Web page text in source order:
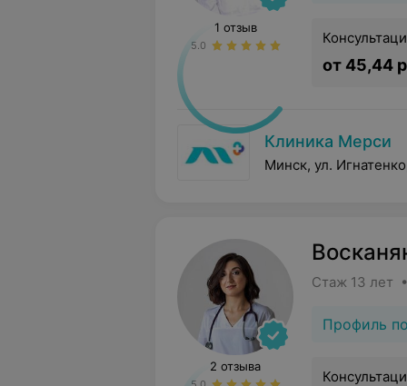
1 отзыв
5.0
от 45,44
Клиника Мерси
Минск, ул.
Стаж 13 лет
Профиль
2 отзыва